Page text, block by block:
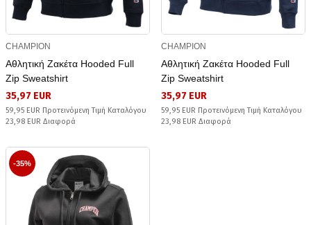
CHAMPION
Αθλητική Ζακέτα Hooded Full
Zip Sweatshirt
35,97 EUR
59,95 EUR Προτεινόμενη Τιμή Καταλόγου
23,98 EUR Διαφορά
CHAMPION
Αθλητική Ζακέτα Hooded Full
Zip Sweatshirt
35,97 EUR
59,95 EUR Προτεινόμενη Τιμή Καταλόγου
23,98 EUR Διαφορά
-35%